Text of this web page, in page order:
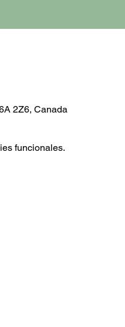
2Z6, Canada
funcionales.